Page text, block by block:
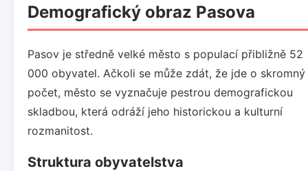
Demografický obraz Pasova
Pasov je středně velké město s populací přibližně 52
000 obyvatel. Ačkoli se může zdát, že jde o skromný
počet, město se vyznačuje pestrou demografickou
skladbou, která odráží jeho historickou a kulturní
rozmanitost.
Struktura obyvatelstva